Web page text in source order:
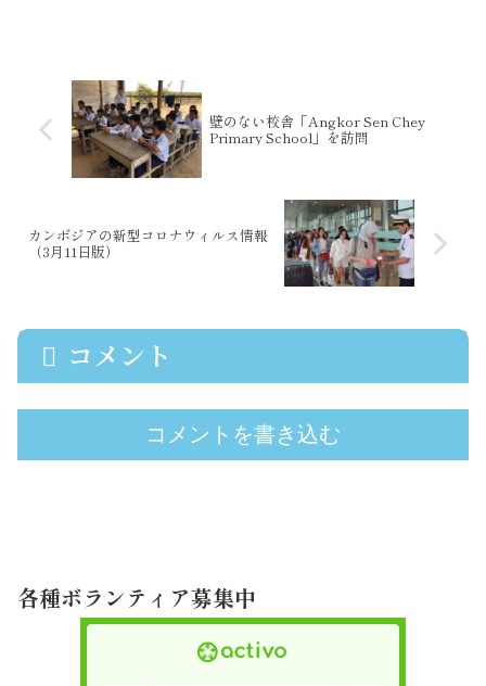
壁のない校舎「Angkor Sen Chey
Primary School」を訪問
カンボジアの新型コロナウィルス情報
（3月11日版）
コメント
コメントを書き込む
各種ボランティア募集中